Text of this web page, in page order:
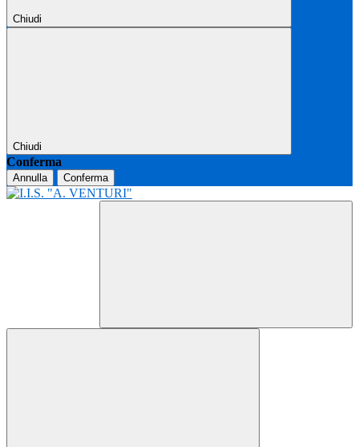
Chiudi
Chiudi
Conferma
Annulla Conferma